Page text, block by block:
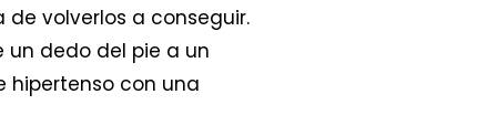
volverlos a conseguir.
un dedo del pie a un
hipertenso con una